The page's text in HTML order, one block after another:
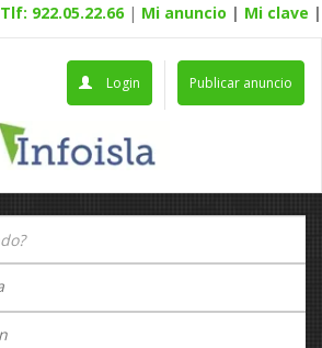
Tlf: 922.05.22.66 | Mi anuncio | Mi clave |
Publicar anuncio
Login